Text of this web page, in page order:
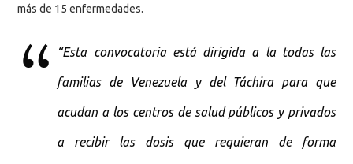
más de 15 enfermedades.
“Esta convocatoria está dirigida a la todas las
familias de Venezuela y del Táchira para que
acudan a los centros de salud públicos y privados
a recibir las dosis que requieran de forma